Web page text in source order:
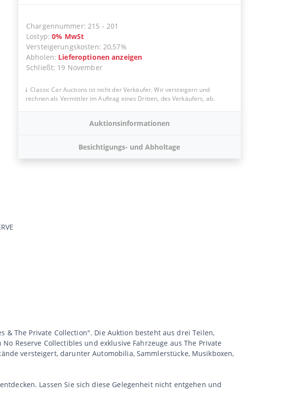
Chargennummer: 215 - 201
Lostyp:0% MwSt
Versteigerungskosten: 20,57%
Abholen: Lieferoptionen anzeigen
Schließt: 19 November
Classic Car Auctions ist nicht der Verkäufer. Wir versteigern und
rechnen als Vermittler im Auftrag eines Dritten, des Verkäufers, ab.
Auktionsinformationen
Besichtigungs- und Abholtage
& The Private Collection". Die Auktion besteht aus drei Teilen,
Reserve Collectibles und exklusive Fahrzeuge aus The Private
versteigert, darunter Automobilia, Sammlerstücke, Musikboxen,
Lassen Sie sich diese Gelegenheit nicht entgehen und